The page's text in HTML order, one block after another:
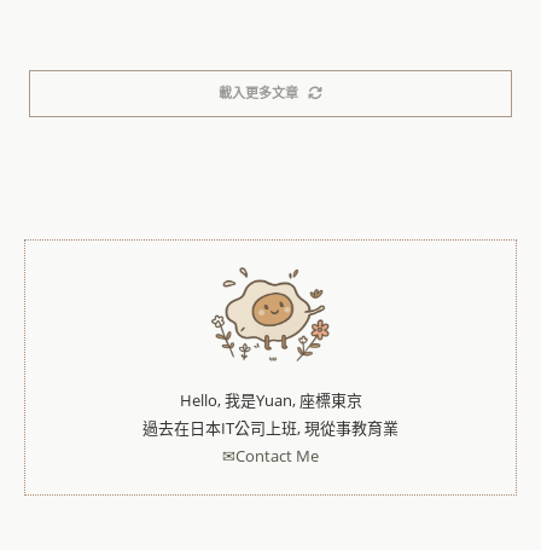
載入更多文章
Hello, 我是Yuan, 座標東京
過去在日本IT公司上班, 現從事教育業
✉Contact Me